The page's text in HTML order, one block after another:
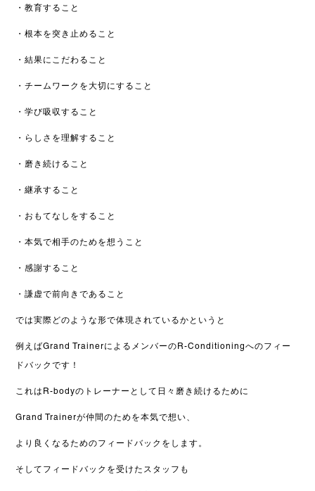
・教育すること
・根本を突き止めること
・結果にこだわること
・チームワークを大切にすること
・学び吸収すること
・らしさを理解すること
・磨き続けること
・継承すること
・おもてなしをすること
・本気で相手のためを想うこと
・感謝すること
・謙虚で前向きであること
では実際どのような形で体現されているかというと
例えばGrand Trainerによる メンバーのR-Conditioningへのフィー
ドバックです！
これはR-bodyのトレーナーとして 日々磨き続けるために
Grand Trainerが仲間のためを本気で想い、
より良くなるためのフィードバックをします。
そしてフィードバックを受けたスタッフも